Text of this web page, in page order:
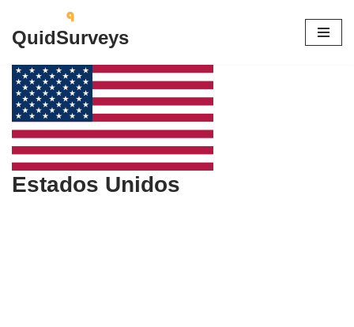
Saltar
al
contenido
QuidSurveys
Estados Unidos